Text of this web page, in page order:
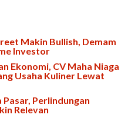
Makin Bullish, Demam
Investor
Ekonomi, CV Maha Niaga
Usaha Kuliner Lewat
Pasar, Perlindungan
Relevan